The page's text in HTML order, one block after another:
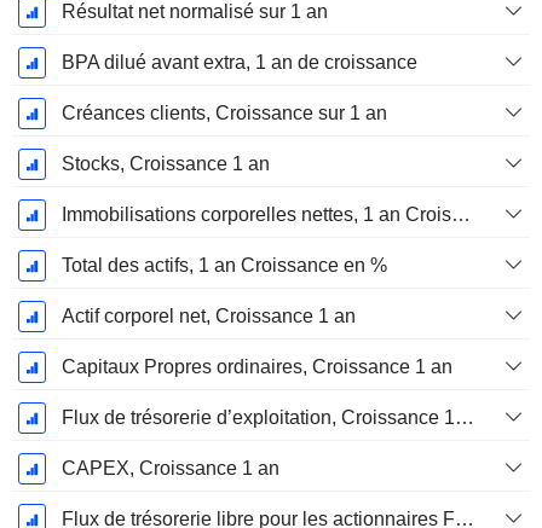
Résultat net normalisé sur 1 an
BPA dilué avant extra, 1 an de croissance
Créances clients, Croissance sur 1 an
Stocks, Croissance 1 an
Immobilisations corporelles nettes, 1 an Croissance
Total des actifs, 1 an Croissance en %
Actif corporel net, Croissance 1 an
Capitaux Propres ordinaires, Croissance 1 an
Flux de trésorerie d’exploitation, Croissance 1 an
CAPEX, Croissance 1 an
Flux de trésorerie libre pour les actionnaires FCFE, Croissance 1 an